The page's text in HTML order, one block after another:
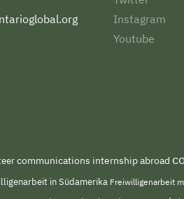
Instagram
Youtube
communications internship abroad
in Südamerika Freiwilligenarbeit